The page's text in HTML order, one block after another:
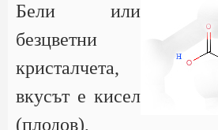
Бели или
безцветни
кристалчета,
вкусът е кисел
(плодов),